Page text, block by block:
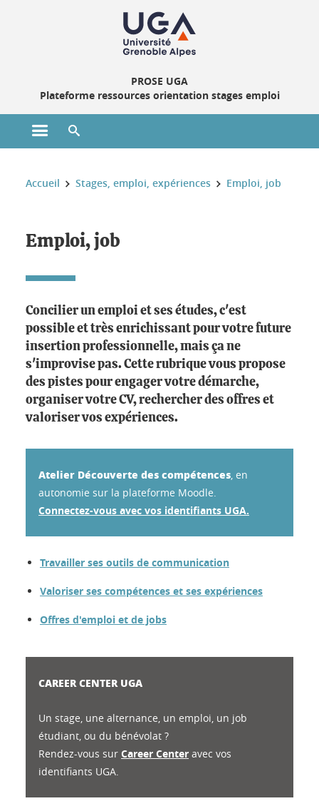
PROSE UGA
Plateforme ressources orientation stages emploi
Ouvrir le menu principal
Vous êtes ici :
Accueil Stages, emploi, expériences Emploi, job
Emploi, job
Concilier un emploi et ses études, c'est
possible et très enrichissant pour votre future
insertion professionnelle, mais ça ne
s'improvise pas. Cette rubrique vous propose
des pistes pour engager votre démarche,
organiser votre CV, rechercher des offres et
valoriser vos expériences.
Atelier Découverte des compétences, en
autonomie sur la plateforme Moodle.
Connectez-vous avec vos identifiants UGA.
Travailler ses outils de communication
Valoriser ses compétences et ses expériences
Offres d'emploi et de jobs
CAREER CENTER UGA
Un stage, une alternance, un emploi, un job
étudiant, ou du bénévolat ?
Rendez-vous sur Career Center avec vos
identifiants UGA.